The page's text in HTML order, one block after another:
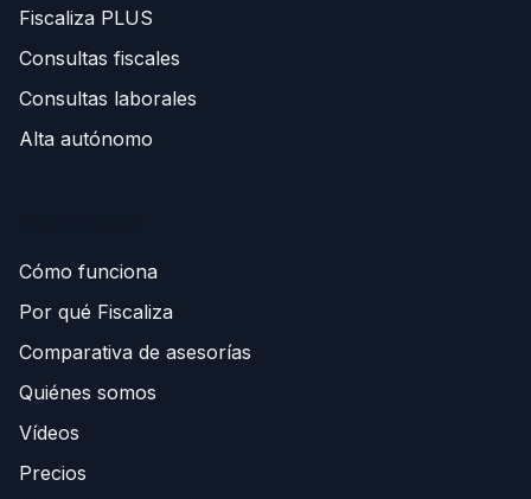
Fiscaliza PLUS
Consultas fiscales
Consultas laborales
Alta autónomo
Cómo funciona
Por qué Fiscaliza
Comparativa de asesorías
Quiénes somos
Vídeos
Precios